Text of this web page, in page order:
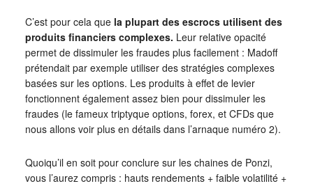
C’est pour cela que la plupart des escrocs utilisent des
produits financiers complexes. Leur relative opacité
permet de dissimuler les fraudes plus facilement : Madoff
prétendait par exemple utiliser des stratégies complexes
basées sur les options. Les produits à effet de levier
fonctionnent également assez bien pour dissimuler les
fraudes (le fameux triptyque options, forex, et CFDs que
nous allons voir plus en détails dans l’arnaque numéro 2).
Quoiqu’il en soit pour conclure sur les chaines de Ponzi,
vous l’aurez compris : hauts rendements + faible volatilité +